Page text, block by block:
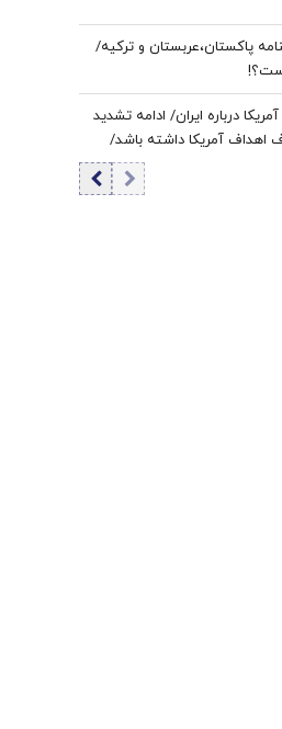
از توافقنامه پاکستان،عربستان و ترکیه/
درباره ایران/ ادامه تشدید
اهداف آمریکا داشته باشد/